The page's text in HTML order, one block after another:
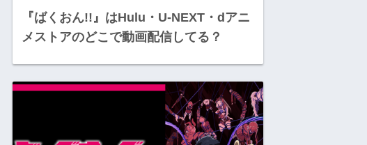
『ばくおん!!』はHulu・U-NEXT・dアニ
メストアのどこで動画配信してる？